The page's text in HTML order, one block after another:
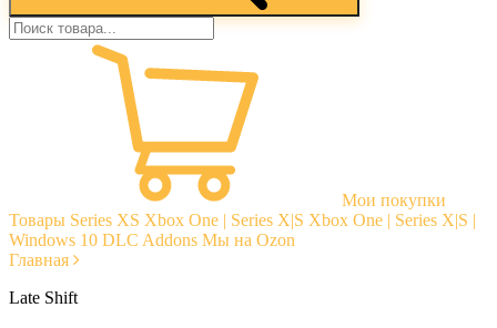
Мои покупки
Товары Series XS Xbox One | Series X|S Xbox One | Series X|S |
Windows 10 DLC Addons Мы на Ozon
Главная
Late Shift